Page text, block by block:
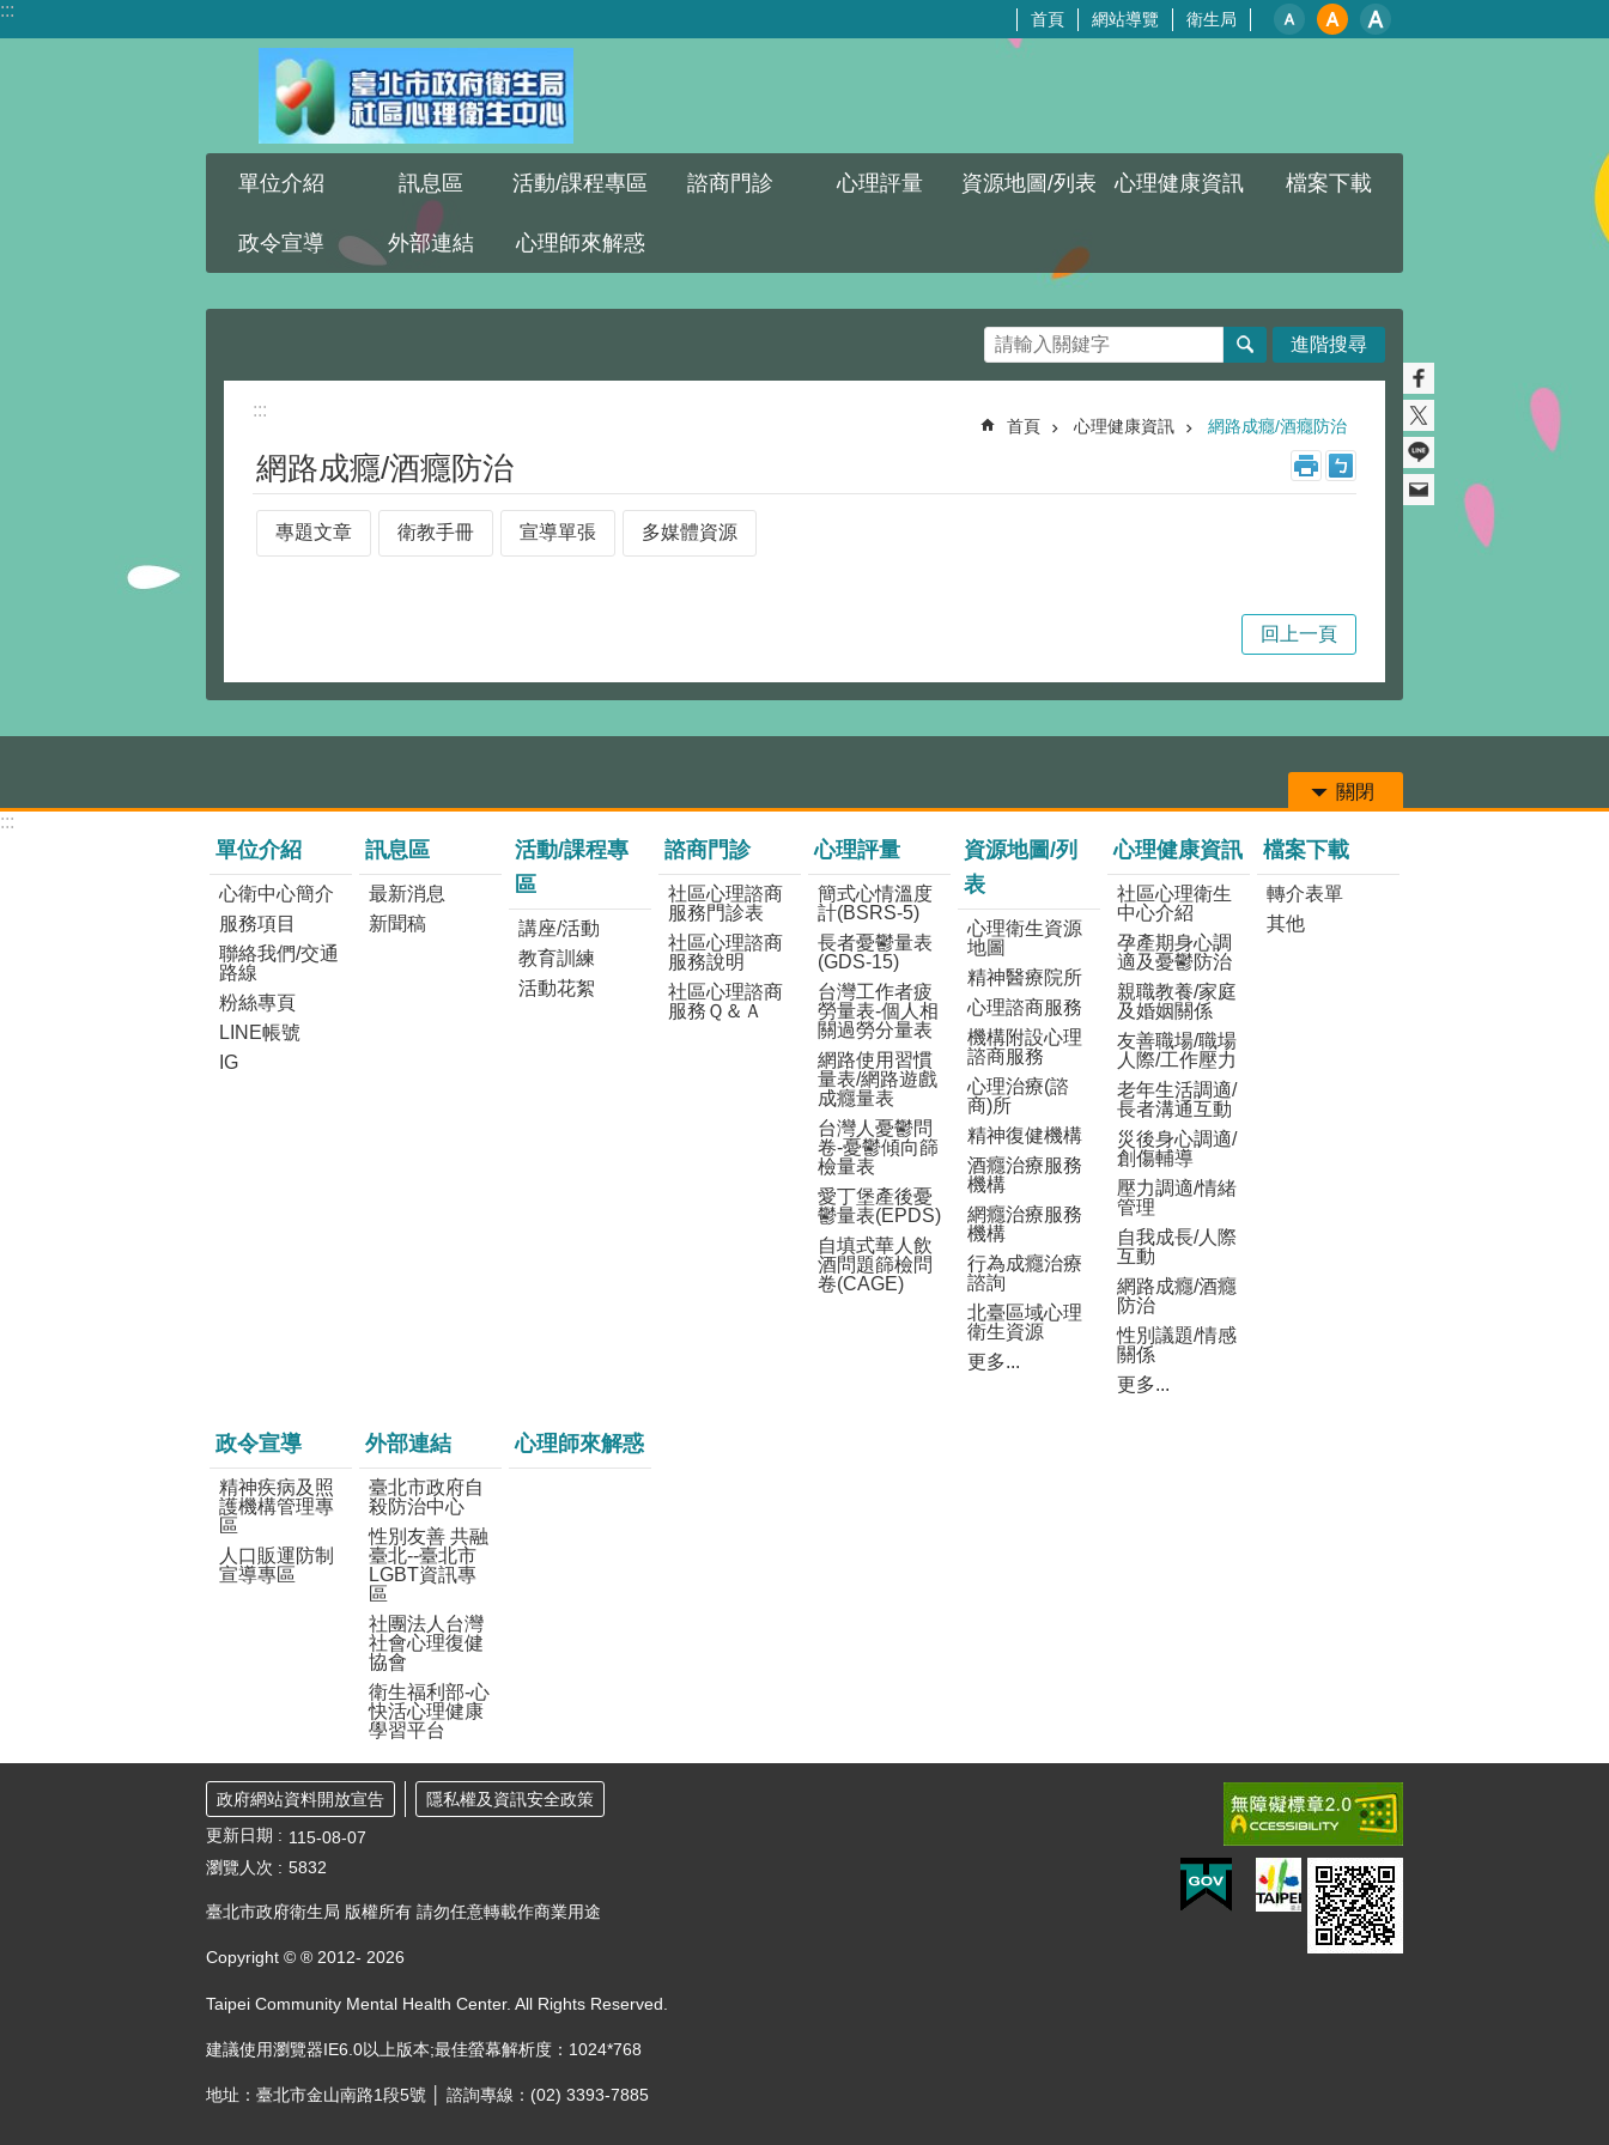
跳到主要內容區塊
::: 首頁 網站導覽 衛生局
單位介紹 訊息區 活動/課程專區 諮商門診 心理評量 資源地圖/列表 心理健康資訊 檔案下載
政令宣導 外部連結 心理師來解惑
進階搜尋
:::
首頁 心理健康資訊 網路成癮/酒癮防治
網路成癮/酒癮防治
專題文章 衛教手冊 宣導單張 多媒體資源
回上一頁
關閉
:::
單位介紹
心衛中心簡介
服務項目
聯絡我們/交通
路線
粉絲專頁
LINE帳號
IG
訊息區
最新消息
新聞稿
活動/課程專
區
講座/活動
教育訓練
活動花絮
諮商門診
社區心理諮商
服務門診表
社區心理諮商
服務說明
社區心理諮商
服務Ｑ＆Ａ
心理評量
簡式心情溫度
計(BSRS-5)
長者憂鬱量表
(GDS-15)
台灣工作者疲
勞量表-個人相
關過勞分量表
網路使用習慣
量表/網路遊戲
成癮量表
台灣人憂鬱問
卷-憂鬱傾向篩
檢量表
愛丁堡產後憂
鬱量表(EPDS)
自填式華人飲
酒問題篩檢問
卷(CAGE)
資源地圖/列
表
心理衛生資源
地圖
精神醫療院所
心理諮商服務
機構附設心理
諮商服務
心理治療(諮
商)所
精神復健機構
酒癮治療服務
機構
網癮治療服務
機構
行為成癮治療
諮詢
北臺區域心理
衛生資源
更多...
心理健康資訊
社區心理衛生
中心介紹
孕產期身心調
適及憂鬱防治
親職教養/家庭
及婚姻關係
友善職場/職場
人際/工作壓力
老年生活調適/
長者溝通互動
災後身心調適/
創傷輔導
壓力調適/情緒
管理
自我成長/人際
互動
網路成癮/酒癮
防治
性別議題/情感
關係
更多...
檔案下載
轉介表單
其他
政令宣導
精神疾病及照
護機構管理專
區
人口販運防制
宣導專區
外部連結
臺北市政府自
殺防治中心
性別友善 共融
臺北--臺北市
LGBT資訊專
區
社團法人台灣
社會心理復健
協會
衛生福利部-心
快活心理健康
學習平台
心理師來解惑
政府網站資料開放宣告
隱私權及資訊安全政策
更新日期
115-08-07
瀏覽人次
5832
臺北市政府衛生局 版權所有 請勿任意轉載作商業用途
Copyright © ® 2012- 2026
Taipei Community Mental Health Center. All Rights Reserved.
建議使用瀏覽器IE6.0以上版本;最佳螢幕解析度：1024*768
地址：臺北市金山南路1段5號 │ 諮詢專線：(02) 3393-7885